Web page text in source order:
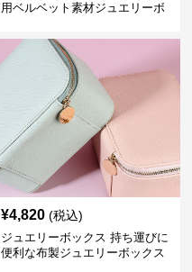
用ベルベット素材ジュエリーボ
¥4,820 (税込)
ジュエリーボックス 持ち運びに
便利な布製ジュエリーボックス